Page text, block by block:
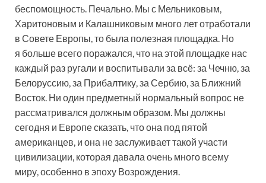
беспомощность. Печально. Мы с Мельниковым,
Харитоновым и Калашниковым много лет отработали
в Совете Европы, то была полезная площадка. Но
я больше всего поражался, что на этой площадке нас
каждый раз ругали и воспитывали за всё: за Чечню, за
Белоруссию, за Прибалтику, за Сербию, за Ближний
Восток. Ни один предметный нормальный вопрос не
рассматривался должным образом. Мы должны
сегодня и Европе сказать, что она под пятой
американцев, и она не заслуживает такой участи
цивилизации, которая давала очень много всему
миру, особенно в эпоху Возрождения.